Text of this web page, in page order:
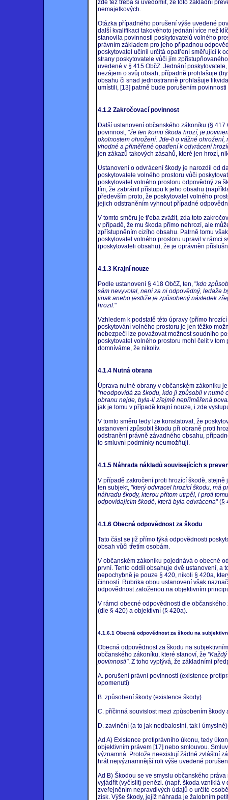
zde též třeba si uvědomit, že toto základní
nemajetkových.
Otázka případného porušení výše uvedené
další kvalifikaci takovéhoto jednání více než
stanovila povinnosti poskytovatelů volného
právním základem pro jeho případnou
poskytovatel učinil určitá opatření směřující k
strany poskytovatele vůči jím
uvedené v § 415 ObčZ. Jednání
nezájem o svůj obsah, případně prohlašuje
obsahu či snad jednostranně prohlašuje
umístili, [13] patrně bude porušením
4.1.2 Zakročovací povinnost
Další ustanovení občanského zákoníku (§
povinnost, "že ten komu škoda hrozí, je
okolnostem ohrožení. Jde-li o vážné
vhodné a přiměřené opatření k odvrácení
jen zákazů takových zásahů, které jen hrozí,
Ustanovení o odvrácení škody je narozdíl od
poskytovatele volného prostoru vůči
poskytovatel volného prostoru odpovědný za
tím, že zabránil přístupu k jeho obsahu
především proto, že poskytovatel volného
jejich odstraněním vyhnout případné
V tomto směru je třeba zvážit, zda toto
v případě, že mu škoda přímo nehrozí, ale
zpřístupněním cizího obsahu. Patrně tomu
poskytovatel volného prostoru upravil v rámci
(poskytovateli obsahu), že je oprávněn
4.1.3 Krajní nouze
Podle ustanovení § 418 ObčZ, ten, "kdo
sám nevyvolal, není za ni odpovědný, ledaže
jinak anebo jestliže je způsobený následek
hrozil."
Vzhledem k podstatě této úpravy (přímo
poskytování volného prostoru je jen těžko
nebezpečí lze považovat možnost soudního
poskytovatel volného prostoru mohl čelit v
domníváme, že nikoliv.
4.1.4 Nutná obrana
Úprava nutné obrany v občanském zákoníku
"neodpovídá za škodu, kdo ji způsobil v nutné
obranu nejde, byla-li zřejmě nepřiměřená
jak je tomu v případě krajní nouze, i zde
V tomto směru tedy lze konstatovat, že
ustanovení způsobit škodu při obraně proti
odstranění právně závadného obsahu,
to smluvní podmínky neumožňují.
4.1.5 Náhrada nákladů souvisejících s
V případě zakročení proti hrozící škodě,
ten subjekt, "který odvracel hrozící škodu, má
náhradu škody, kterou přitom utrpěl, i proti
odpovídajícím škodě, která byla odvrácena" (§
4.1.6 Obecná odpovědnost za škodu
Tato část se již přímo týká odpovědnosti
obsah vůči třetím osobám.
V občanském zákoníku pojednává o obecné
první. Tento oddíl obsahuje dvě ustanovení, a
nepochybně je pouze § 420, nikoli § 420a,
činností. Rubrika obou ustanovení však
odpovědnost založenou na objektivním
V rámci obecné odpovědnosti dle
(dle § 420) a objektivní (§ 420a).
4.1.6.1 Obecná odpovědnost za škodu na
Obecná odpovědnost za škodu na
občanského zákoníku, které stanoví, že
povinnosti". Z toho vyplývá, že základními
A. porušení právní povinnosti (existence
opomenutí)
B. způsobení škody (existence škody)
C. příčinná souvislost mezi způsobením
D. zavinění (a to jak nedbalostní, tak i úmyslné)
Ad A) Existence protiprávního úkonu, tedy
objektivním právem [17] nebo smlouvou.
významná. Protože neexistují žádné zvláštní
hrát nejvýznamnější roli výše uvedené
Ad B) Škodou se ve smyslu občanského
vyjádřit (vyčíslit) penězi. (např. škoda vzniklá
zveřejněním nepravdivých údajů o určité
zisk. Výše škody, jejíž náhrada je žalobním